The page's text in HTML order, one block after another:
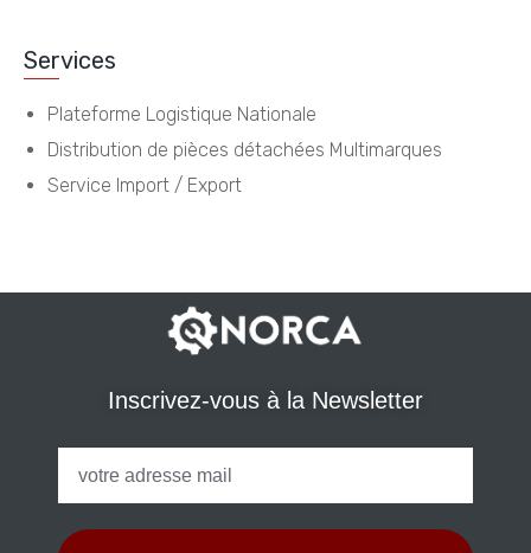
Services
Plateforme Logistique Nationale
Distribution de pièces détachées Multimarques
Service Import / Export
Inscrivez-vous à la Newsletter